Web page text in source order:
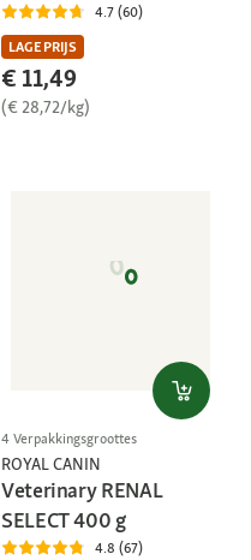
4.7 (60)
LAGE PRIJS
€ 11,49
(€ 28,72/kg)
4 Verpakkingsgroottes
ROYAL CANIN
Veterinary RENAL
SELECT 400 g
4.8 (67)